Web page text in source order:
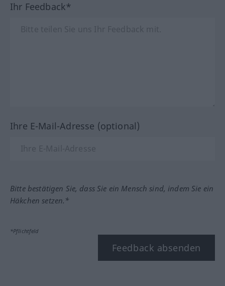
Ihr Feedback*
Ihre E-Mail-Adresse (optional)
Bitte bestätigen Sie, dass Sie ein Mensch sind, indem Sie ein
Häkchen setzen.*
*Pflichtfeld
Feedback absenden